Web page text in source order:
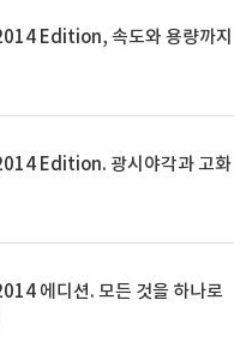
Edition, 속도와 용량까지
Edition. 광시야각과 고화
에디션. 모든 것을 하나로